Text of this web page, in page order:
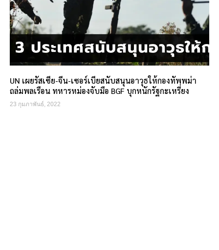
UN เผยรัสเซีย-จีน-เซอร์เบียสนับสนุนอาวุธให้กองทัพพม่า
ถล่มพลเรือน ทหารหม่องจับมือ BGF บุกหนักรัฐกะเหรี่ยง
23 กุมภาพันธ์, 2022